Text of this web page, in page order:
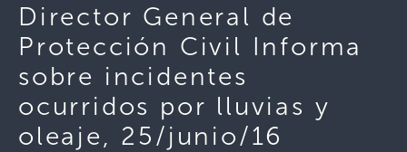
Director General de
Protección Civil Informa
sobre incidentes
ocurridos por lluvias y
oleaje, 25/junio/16